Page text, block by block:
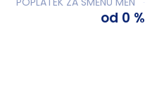
od 0 %